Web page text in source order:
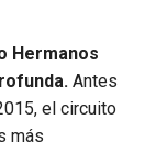
Hermanos
Antes
el circuito
más